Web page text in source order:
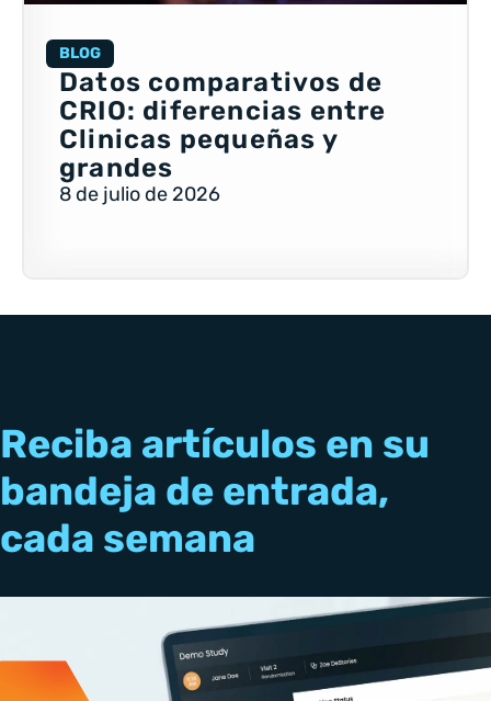
BLOG
Datos comparativos de
CRIO: diferencias entre
Clinicas pequeñas y
grandes
8 de julio de 2026
Reciba artículos en su
bandeja de entrada,
cada semana